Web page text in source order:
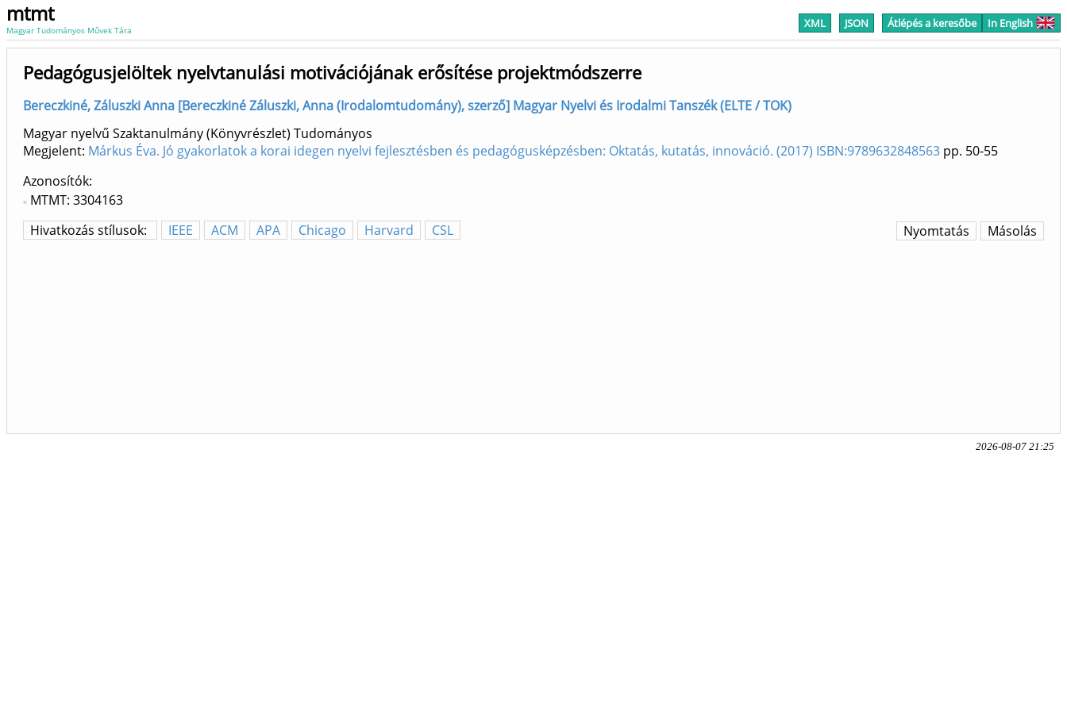
mtmt
Magyar Tudományos Művek Tára XML JSON Átlépés a keresőbe In English
Pedagógusjelöltek nyelvtanulási motivációjának erősítése projektmódszerre
Bereczkiné, Záluszki Anna [Bereczkiné Záluszki, Anna (Irodalomtudomány), szerző] Magyar Nyelvi és Irodalmi Tanszék (ELTE / TOK)
Magyar nyelvű Szaktanulmány (Könyvrészlet) Tudományos
Megjelent: Márkus Éva. Jó gyakorlatok a korai idegen nyelvi fejlesztésben és pedagógusképzésben: Oktatás, kutatás, innováció. (2017) ISBN:9789632848563 pp. 50-55
Azonosítók
MTMT: 3304163
Hivatkozás stílusok:
IEEE ACM APA Chicago Harvard CSL Másolás
Nyomtatás
2026-08-07 21:25